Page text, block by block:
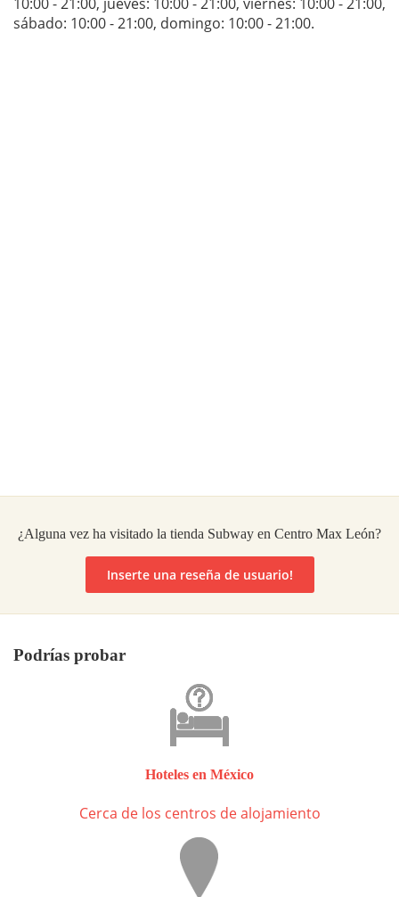
sábado: 10:00 - 21:00, domingo: 10:00 - 21:00.
¿Alguna vez ha visitado la tienda Subway en Centro Max León?
Inserte una reseña de usuario!
Podrías probar
Hoteles en México
Cerca de los centros de alojamiento